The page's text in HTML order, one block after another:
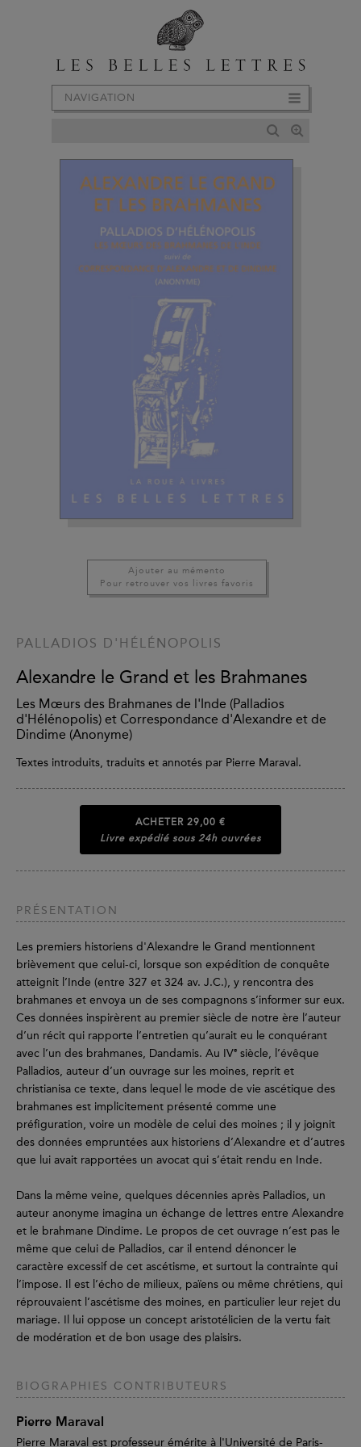
NAVIGATION
Ajouter au mémento
Pour retrouver vos livres favoris
PALLADIOS D'HÉLÉNOPOLIS
Alexandre le Grand et les Brahmanes
Les Mœurs des Brahmanes de l'Inde (Palladios
d'Hélénopolis) et Correspondance d'Alexandre et de
Dindime (Anonyme)
Textes introduits, traduits et annotés par Pierre Maraval.
ACHETER 29,00 €
Livre expédié sous 24h ouvrées
PRÉSENTATION
Les premiers historiens d'Alexandre le Grand mentionnent
brièvement que celui-ci, lorsque son expédition de conquête
atteignit l’Inde (entre 327 et 324 av. J.C.), y rencontra des
brahmanes et envoya un de ses compagnons s’informer sur eux.
Ces données inspirèrent au premier siècle de notre ère l’auteur
d’un récit qui rapporte l’entretien qu’aurait eu le conquérant
avec l’un des brahmanes, Dandamis. Au IVe siècle, l’évêque
Palladios, auteur d’un ouvrage sur les moines, reprit et
christianisa ce texte, dans lequel le mode de vie ascétique des
brahmanes est implicitement présenté comme une
préfiguration, voire un modèle de celui des moines ; il y joignit
des données empruntées aux historiens d’Alexandre et d’autres
que lui avait rapportées un avocat qui s’était rendu en Inde.
Dans la même veine, quelques décennies après Palladios, un
auteur anonyme imagina un échange de lettres entre Alexandre
et le brahmane Dindime. Le propos de cet ouvrage n’est pas le
même que celui de Palladios, car il entend dénoncer le
caractère excessif de cet ascétisme, et surtout la contrainte qui
l’impose. Il est l’écho de milieux, païens ou même chrétiens, qui
réprouvaient l’ascétisme des moines, en particulier leur rejet du
mariage. Il lui oppose un concept aristotélicien de la vertu fait
de modération et de bon usage des plaisirs.
BIOGRAPHIES CONTRIBUTEURS
Pierre Maraval
Pierre Maraval est professeur émérite à l'Université de Paris-